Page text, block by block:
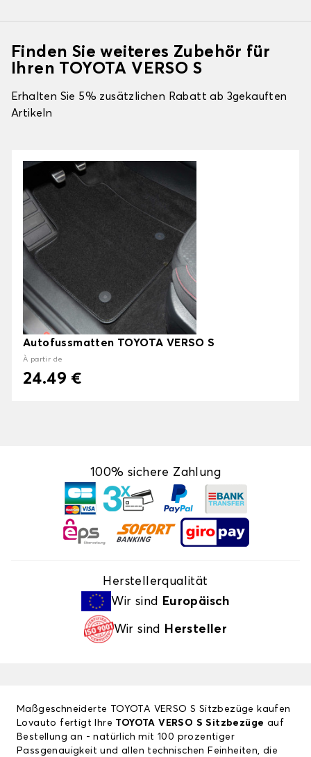
Finden Sie weiteres Zubehör für
Ihren TOYOTA VERSO S
Erhalten Sie 5% zusätzlichen Rabatt ab 3gekauften
Artikeln
Autofussmatten TOYOTA VERSO S
À partir de
24.49 €
100% sichere Zahlung
Herstellerqualität
Wir sind
Europäisch
Wir sind Hersteller
Maßgeschneiderte TOYOTA VERSO S Sitzbezüge kaufen
Lovauto fertigt Ihre TOYOTA VERSO S Sitzbezüge auf
Bestellung an - natürlich mit 100 prozentiger
Passgenauigkeit und allen technischen Feinheiten, die